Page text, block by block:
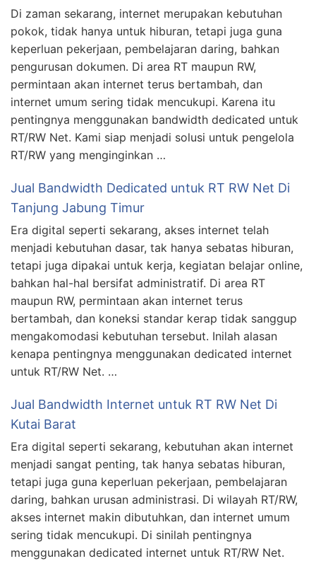
Di zaman sekarang, internet merupakan kebutuhan
pokok, tidak hanya untuk hiburan, tetapi juga guna
keperluan pekerjaan, pembelajaran daring, bahkan
pengurusan dokumen. Di area RT maupun RW,
permintaan akan internet terus bertambah, dan
internet umum sering tidak mencukupi. Karena itu
pentingnya menggunakan bandwidth dedicated untuk
RT/RW Net. Kami siap menjadi solusi untuk pengelola
RT/RW yang menginginkan …
Jual Bandwidth Dedicated untuk RT RW Net Di
Tanjung Jabung Timur
Era digital seperti sekarang, akses internet telah
menjadi kebutuhan dasar, tak hanya sebatas hiburan,
tetapi juga dipakai untuk kerja, kegiatan belajar online,
bahkan hal-hal bersifat administratif. Di area RT
maupun RW, permintaan akan internet terus
bertambah, dan koneksi standar kerap tidak sanggup
mengakomodasi kebutuhan tersebut. Inilah alasan
kenapa pentingnya menggunakan dedicated internet
untuk RT/RW Net. …
Jual Bandwidth Internet untuk RT RW Net Di
Kutai Barat
Era digital seperti sekarang, kebutuhan akan internet
menjadi sangat penting, tak hanya sebatas hiburan,
tetapi juga guna keperluan pekerjaan, pembelajaran
daring, bahkan urusan administrasi. Di wilayah RT/RW,
akses internet makin dibutuhkan, dan internet umum
sering tidak mencukupi. Di sinilah pentingnya
menggunakan dedicated internet untuk RT/RW Net.